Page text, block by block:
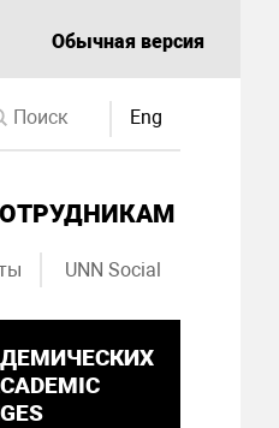
Обычная версия
Eng
UNN Social